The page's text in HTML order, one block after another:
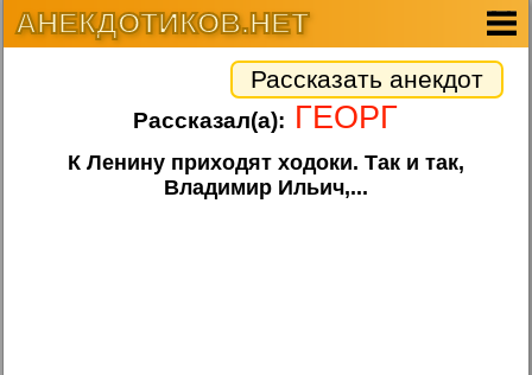
АНЕКДОТИКОВ.НЕТ
Рассказать анекдот
Рассказал(а): ГЕОРГ
К Ленину приходят ходоки. Так и так,
Владимир Ильич,...